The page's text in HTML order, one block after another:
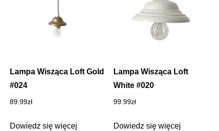
Lampa Wisząca Loft Gold
#024
89.99zł
Dowiedz się więcej
Lampa Wisząca Loft
White #020
99.99zł
Dowiedz się więcej